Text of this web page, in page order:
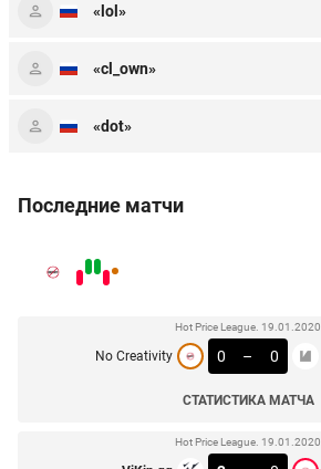
«lol»
«cl_own»
«dot»
Последние матчи
Hot Price League. 19.01.2020
No Creativity 0 – 0
СТАТИСТИКА МАТЧА
Hot Price League. 19.01.2020